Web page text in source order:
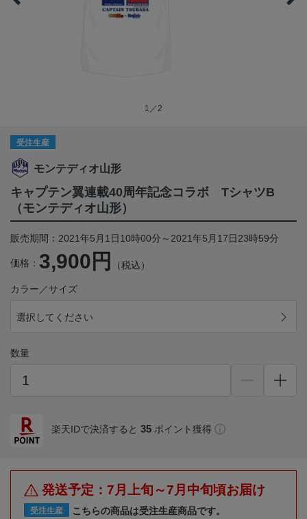
1／2
受注生産
モンテディオ山形
キャプテン翼連載40周年記念コラボ TシャツB
（モンテディオ山形）
販売期間：2021年5月1日10時00分～2021年5月17日23時59分
価格： 3,900円 （税込）
カラー／サイズ
選択してください
数量
楽天IDで決済すると 35 ポイント獲得
発送予定：7月上旬～7月中旬頃お届け
受注生産
こちらの商品は受注生産商品です。